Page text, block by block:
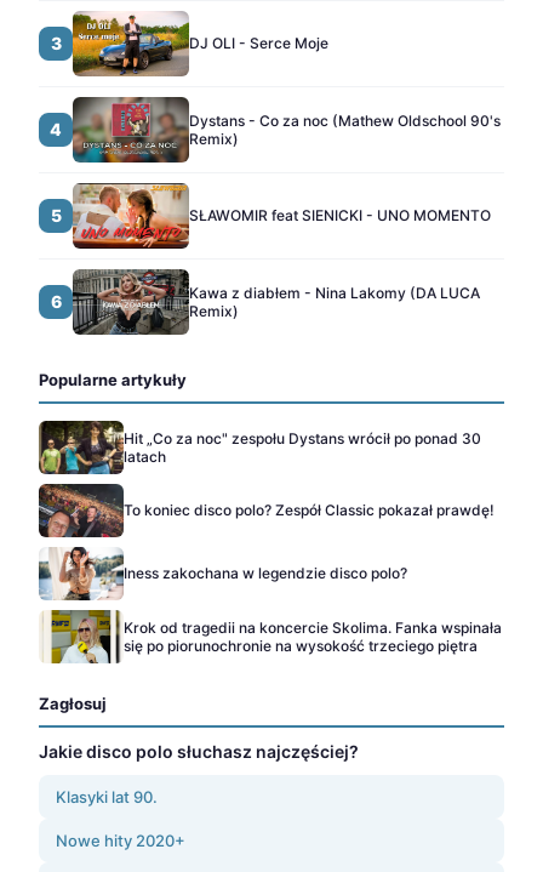
3 DJ OLI - Serce Moje
4
Dystans - Co za noc (Mathew Oldschool 90's
Remix)
5 SŁAWOMIR feat SIENICKI - UNO MOMENTO
6
Kawa z diabłem - Nina Lakomy (DA LUCA
Remix)
Popularne artykuły
Hit „Co za noc" zespołu Dystans wrócił po ponad 30
latach
To koniec disco polo? Zespół Classic pokazał prawdę!
Iness zakochana w legendzie disco polo?
Krok od tragedii na koncercie Skolima. Fanka wspinała
się po piorunochronie na wysokość trzeciego piętra
Zagłosuj
Jakie disco polo słuchasz najczęściej?
Klasyki lat 90.
Nowe hity 2020+